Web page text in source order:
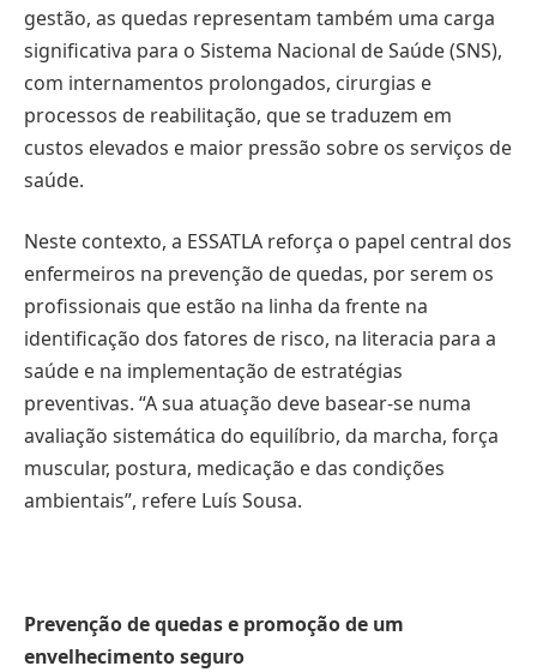
gestão, as quedas representam também uma carga
significativa para o Sistema Nacional de Saúde (SNS),
com internamentos prolongados, cirurgias e
processos de reabilitação, que se traduzem em
custos elevados e maior pressão sobre os serviços de
saúde.
Neste contexto, a ESSATLA reforça o papel central dos
enfermeiros na prevenção de quedas, por serem os
profissionais que estão na linha da frente na
identificação dos fatores de risco, na literacia para a
saúde e na implementação de estratégias
preventivas. “A sua atuação deve basear-se numa
avaliação sistemática do equilíbrio, da marcha, força
muscular, postura, medicação e das condições
ambientais”, refere Luís Sousa.
Prevenção de quedas e promoção de um
envelhecimento seguro